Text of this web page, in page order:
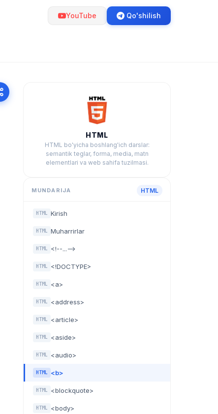
YouTube Qo'shilish
HTML
HTML bo'yicha boshlang'ich darslar:
semantik teglar, forma, media, matn
elementlari va web sahifa tuzilmasi.
MUNDARIJA HTML
HTML Kirish
HTML Muharrirlar
HTML <!--...-->
HTML <!DOCTYPE>
HTML <a>
HTML <address>
HTML <article>
HTML <aside>
HTML <audio>
HTML <b>
HTML <blockquote>
HTML <body>